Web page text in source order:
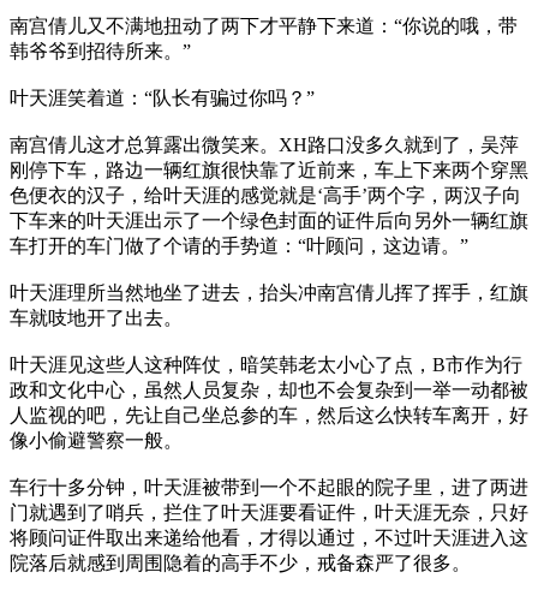
南宫倩儿又不满地扭动了两下才平静下来道：“你说的哦，带
韩爷爷到招待所来。”
叶天涯笑着道：“队长有骗过你吗？”
南宫倩儿这才总算露出微笑来。XH路口没多久就到了，吴萍
刚停下车，路边一辆红旗很快靠了近前来，车上下来两个穿黑
色便衣的汉子，给叶天涯的感觉就是‘高手’两个字，两汉子向
下车来的叶天涯出示了一个绿色封面的证件后向另外一辆红旗
车打开的车门做了个请的手势道：“叶顾问，这边请。”
叶天涯理所当然地坐了进去，抬头冲南宫倩儿挥了挥手，红旗
车就吱地开了出去。
叶天涯见这些人这种阵仗，暗笑韩老太小心了点，B市作为行
政和文化中心，虽然人员复杂，却也不会复杂到一举一动都被
人监视的吧，先让自己坐总参的车，然后这么快转车离开，好
像小偷避警察一般。
车行十多分钟，叶天涯被带到一个不起眼的院子里，进了两进
门就遇到了哨兵，拦住了叶天涯要看证件，叶天涯无奈，只好
将顾问证件取出来递给他看，才得以通过，不过叶天涯进入这
院落后就感到周围隐着的高手不少，戒备森严了很多。